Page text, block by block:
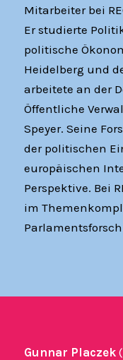
Mitarbeiter bei
Er studierte
politische
Heidelberg und
arbeitete an der
Öffentliche
Speyer. Seine
der politischen
europäischen
Perspektive. Bei
im
Gunnar Placzek